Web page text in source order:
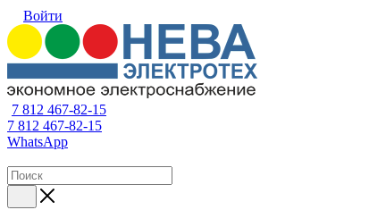
Войти
7 812 467-82-15
7 812 467-82-15
WhatsApp